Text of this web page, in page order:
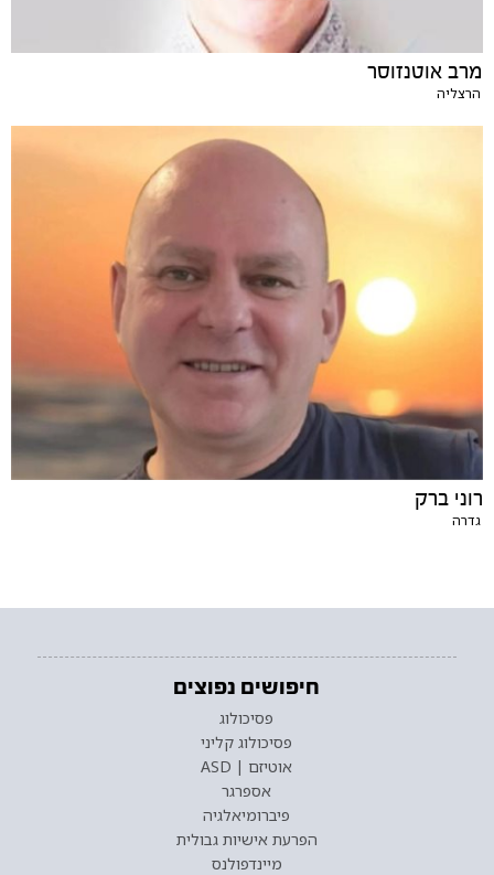
מרב אוטנזוסר
הרצליה
רוני ברק
גדרה
חיפושים נפוצים
פסיכולוג
פסיכולוג קליני
אוטיזם | ASD
אספרגר
פיברומיאלגיה
הפרעת אישיות גבולית
מיינדפולנס